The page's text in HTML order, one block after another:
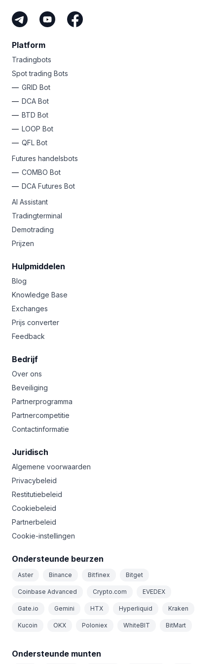
Platform
Tradingbots
Spot trading Bots
GRID Bot
DCA Bot
BTD Bot
LOOP Bot
QFL Bot
Futures handelsbots
COMBO Bot
DCA Futures Bot
AI Assistant
Tradingterminal
Demotrading
Prijzen
Hulpmiddelen
Blog
Knowledge Base
Exchanges
Prijs converter
Feedback
Bedrijf
Over ons
Beveiliging
Partnerprogramma
Partnercompetitie
Contactinformatie
Juridisch
Algemene voorwaarden
Privacybeleid
Restitutiebeleid
Cookiebeleid
Partnerbeleid
Cookie-instellingen
Ondersteunde beurzen
Aster Binance Bitfinex Bitget
Coinbase Advanced Crypto.com EVEDEX
Gate.io Gemini HTX Hyperliquid Kraken
Kucoin OKX Poloniex WhiteBIT BitMart
Ondersteunde munten